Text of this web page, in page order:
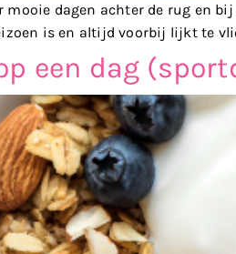
mooie dagen achter de rug en
is en altijd voorbij lijkt te
een dag